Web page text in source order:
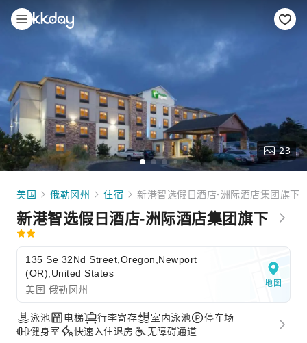
23
美国 俄勒冈州 住宿 新港智选假日酒店-洲际酒店集团旗下
新港智选假日酒店-洲际酒店集团旗下
135 Se 32Nd Street,Oregon,Newport
(OR),United States
美国 俄勒冈州
地图
泳池 电梯 行李寄存 室内泳池
停车场
健身室
快速入住退房 无障碍通道